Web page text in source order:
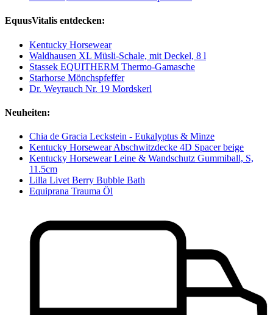
EquusVitalis entdecken:
Kentucky Horsewear
Waldhausen XL Müsli-Schale, mit Deckel, 8 l
Stassek EQUITHERM Thermo-Gamasche
Starhorse Mönchspfeffer
Dr. Weyrauch Nr. 19 Mordskerl
Neuheiten:
Chia de Gracia Leckstein - Eukalyptus & Minze
Kentucky Horsewear Abschwitzdecke 4D Spacer beige
Kentucky Horsewear Leine & Wandschutz Gummiball, S,
11.5cm
Lilla Livet Berry Bubble Bath
Equiprana Trauma Öl